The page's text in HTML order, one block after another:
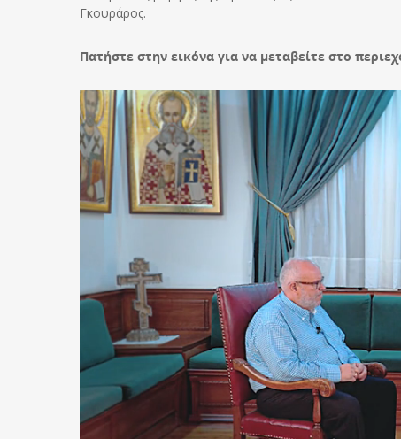
Γκουράρος.
Πατήστε στην εικόνα για να μεταβείτε στο